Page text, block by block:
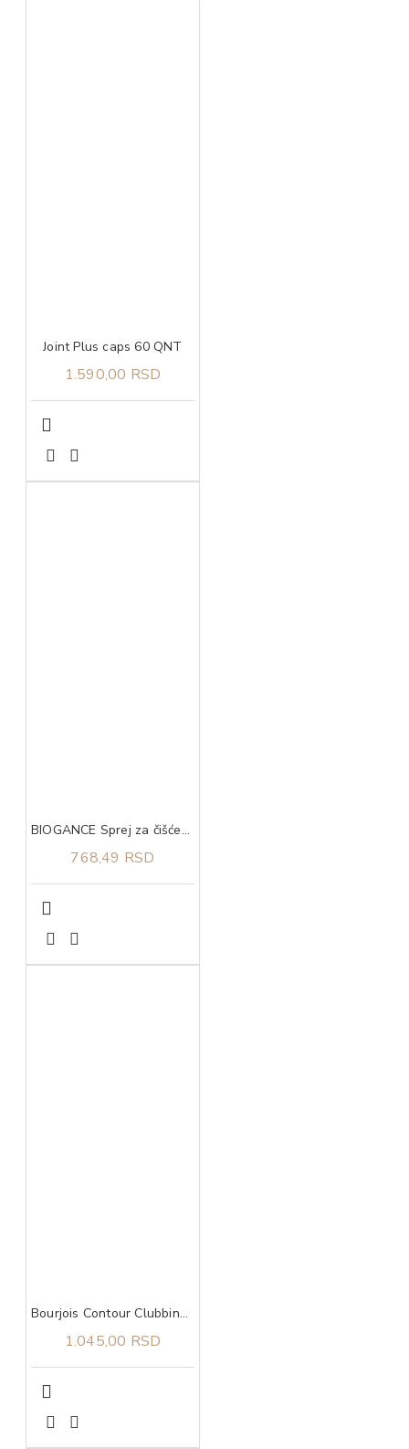
Joint Plus caps 60 QNT
1.590,00 RSD
BIOGANCE Sprej za čišćenje ušiju Organissime Ear Losion 100ml
768,49 RSD
Bourjois Contour Clubbing 24h vodootporna 54 olovka za oči
1.045,00 RSD